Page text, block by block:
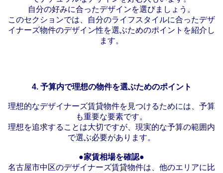
自分の好みに合ったデザインを選びましょう。
このセクションでは、自分のライフスタイルに合ったデザ
イナーズ物件のデザイン性を選ぶためのポイントを紹介し
ます。
4. 予算内で理想の物件を選ぶためのポイント
理想的なデザイナーズ賃貸物件を見つけるためには、予算
も重要な要素です。
理想を追求することは大切ですが、現実的な予算の範囲内
で選ぶ必要があります。
●家賃相場を確認●
名古屋市中区のデザイナーズ賃貸物件は、他のエリアに比